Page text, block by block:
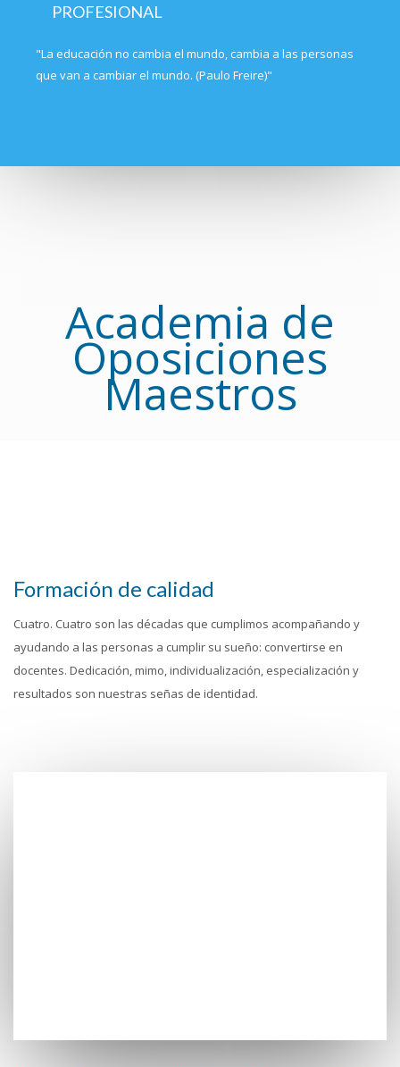
PROFESIONAL
"La educación no cambia el mundo, cambia a las personas
que van a cambiar el mundo. (Paulo Freire)"
Academia de
Oposiciones
Maestros
Formación de calidad
Cuatro. Cuatro son las décadas que cumplimos acompañando y
ayudando a las personas a cumplir su sueño: convertirse en
docentes. Dedicación, mimo, individualización, especialización y
resultados son nuestras señas de identidad.